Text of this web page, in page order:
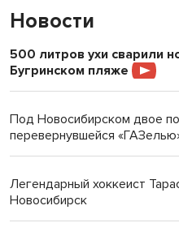
Новости
500 литров ухи сварили
Бугринском пляже
Под Новосибирском двое
перевернувшейся
Легендарный хоккеист
Новосибирск